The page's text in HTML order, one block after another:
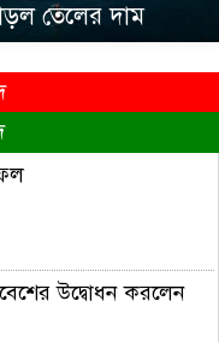
তেলের দাম
উদ্বোধন করলেন